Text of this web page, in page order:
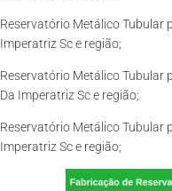
Reservatório Metálico Tubular
Imperatriz Sc e região;
Reservatório Metálico Tubular
Da Imperatriz Sc e região;
Reservatório Metálico Tubular
Imperatriz Sc e região;